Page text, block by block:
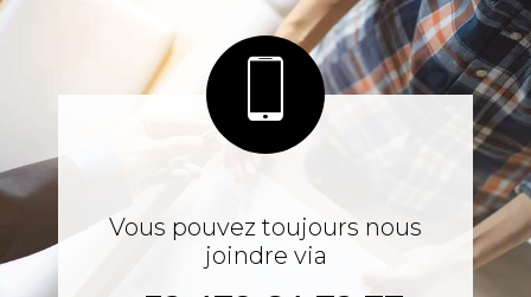
Vous pouvez toujours nous
joindre via